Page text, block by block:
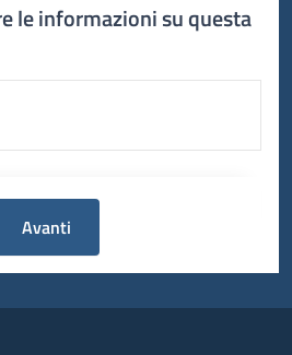
le informazioni su questa
Avanti